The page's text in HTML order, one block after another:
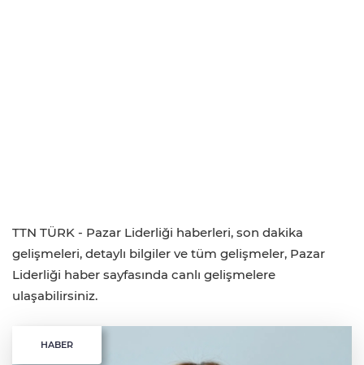
TTN TÜRK - Pazar Liderliği haberleri, son dakika
gelişmeleri, detaylı bilgiler ve tüm gelişmeler, Pazar
Liderliği haber sayfasında canlı gelişmelere
ulaşabilirsiniz.
HABER